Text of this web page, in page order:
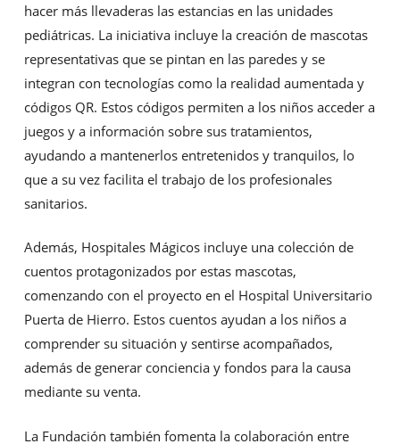
hacer más llevaderas las estancias en las unidades
pediátricas. La iniciativa incluye la creación de mascotas
representativas que se pintan en las paredes y se
integran con tecnologías como la realidad aumentada y
códigos QR. Estos códigos permiten a los niños acceder a
juegos y a información sobre sus tratamientos,
ayudando a mantenerlos entretenidos y tranquilos, lo
que a su vez facilita el trabajo de los profesionales
sanitarios.
Además, Hospitales Mágicos incluye una colección de
cuentos protagonizados por estas mascotas,
comenzando con el proyecto en el Hospital Universitario
Puerta de Hierro. Estos cuentos ayudan a los niños a
comprender su situación y sentirse acompañados,
además de generar conciencia y fondos para la causa
mediante su venta.
La Fundación también fomenta la colaboración entre